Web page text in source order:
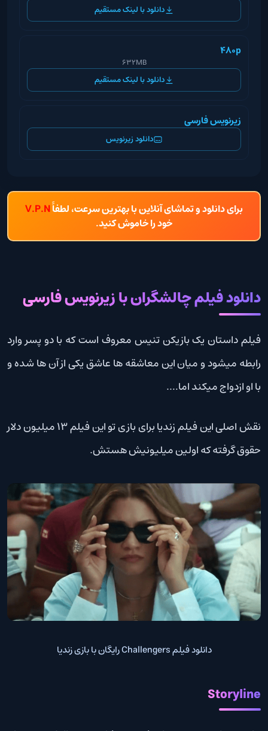
دانلود با لینک مستقیم
480p
632MB
دانلود با لینک مستقیم
زیرنویس فارسی
دانلود زیرنویس
برای دانلود و تماشای آنلاین با بهترین سرعت، لطفاًV.P.N
خود را خاموش کنید.
دانلود فیلم چالشگران با زیرنویس فارسی
فیلم داستان یک بازیکن تنیس معروف است که با دو پسر وارد
رابطه میشود و میان این معاشقه ها عاشق یکی از آن ها شده و
با او ازدواج میکند اما….
نقش اصلی این فیلم زندیا برای بازی تو این فیلم 13 میلیون دلار
حقوق گرفته که اولین میلیونیش هستش.
دانلود فیلم Challengers رایگان با بازی زندیا
Storyline